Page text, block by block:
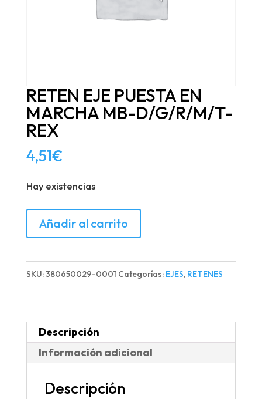
RETEN EJE PUESTA EN
MARCHA MB-D/G/R/M/T-
REX
4,51€
Hay existencias
RETEN
EJE
EN
D/G/R/M/T-
REX
cantidad
Añadir al carrito
SKU:380650029-0001 Categorías: EJES, RETENES
Descripción
Información adicional
Descripción